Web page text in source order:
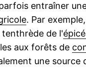
entraîner
. Par
tenthrède de l'
aux forêts de
une